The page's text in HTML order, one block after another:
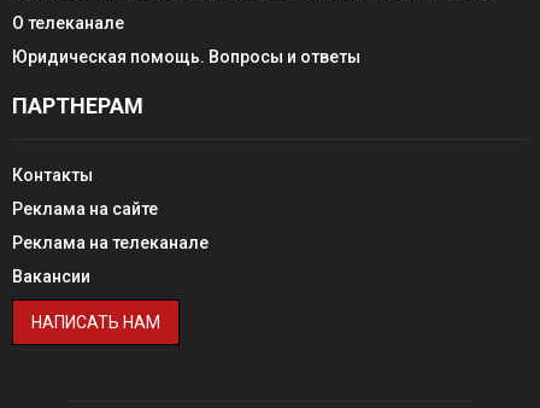
О телеканале
Юридическая помощь. Вопросы и ответы
ПАРТНЕРАМ
Контакты
Реклама на сайте
Реклама на телеканале
Вакансии
НАПИСАТЬ НАМ